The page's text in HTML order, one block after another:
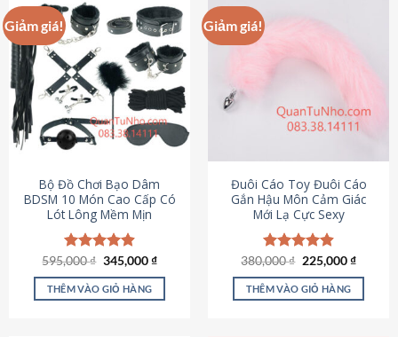
có
nhiều
biến
thể.
Các
tùy
chọn
có
chọn
trên
trang
sản
phẩm
biến
thể.
chọn
chọn
trên
trang
sản
phẩm
Giảm giá!
Bộ Đồ Chơi Bạo Dâm
BDSM 10 Món Cao Cấp Có
Lót Lông Mềm Mịn
Được xếp
hạng4.88
5 sao
595,000₫ Giá
là:
595,000 ₫.
345,000₫Giá
tại
THÊM VÀO GIỎ HÀNG
Giảm giá!
Đuôi Cáo Toy Đuôi Cáo
Gắn Hậu Môn Cảm Giác
Mới Lạ Cực Sexy
Được xếp
hạng4.88
5 sao
380,000₫ Giá
là:
380,000 ₫.
225,000₫Giá
tại
THÊM VÀO GIỎ HÀNG